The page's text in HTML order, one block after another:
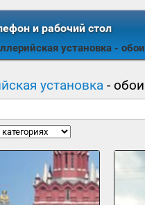
и рабочий стол
установка - обои
установка- обои